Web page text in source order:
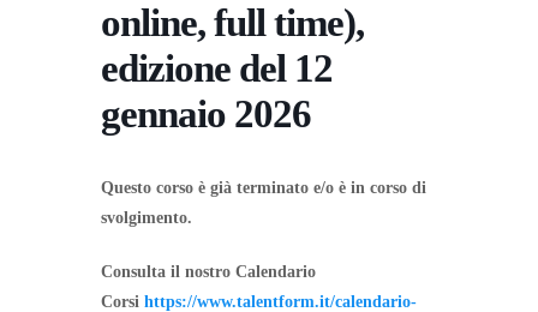
online, full time),
edizione del 12
gennaio 2026
Questo corso è già terminato e/o è in corso di
svolgimento.
Consulta il nostro Calendario
Corsi https://www.talentform.it/calendario-